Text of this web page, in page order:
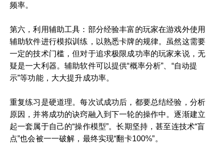
频率。
第六，利用辅助工具：部分经验丰富的玩家在游戏外使用
辅助软件进行模拟训练，以熟悉卡牌的规律。虽然这需要
一定的技术门槛，但对于追求极限成功率的玩家来说，无
疑是一大利器。辅助软件可以提供“概率分析”、“自动提
示”等功能，大大提升成功率。
重复练习是硬道理。每次试成功后，都要总结经验，分析
原因，并将成功的诀窍融入到下一轮的操作中。逐渐建立
起一套属于自己的“操作模型”。长期坚持，甚至连技术“盲
点”也会被一一破解，最终实现“翻卡100%”。